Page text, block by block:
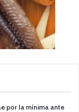
por la mínima ante